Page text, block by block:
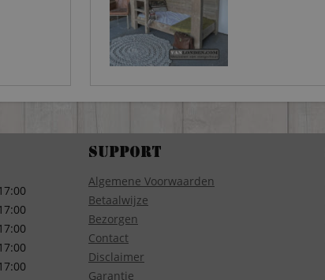
Support
Algemene Voorwaarden
Betaalwijze
Bezorgen
Contact
Disclaimer
Garantie